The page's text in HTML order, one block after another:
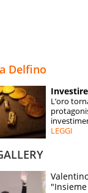
ESPERTI
CONTATTI
Delfino
L’oro
LEGGI